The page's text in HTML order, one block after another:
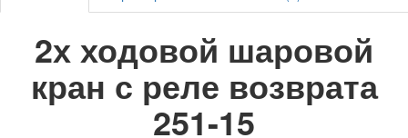
2х ходовой шаровой
кран с реле возврата
251-15